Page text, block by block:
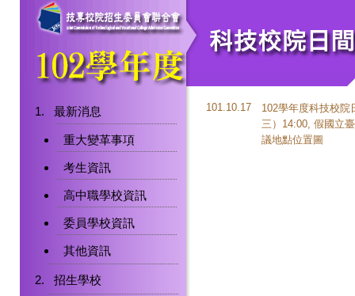
最新消息
重大變革事項
考生資訊
高中職學校資訊
委員學校資訊
其他資訊
招生學校
101.10.17
102學年度科技校院
三）14:00, 假國立
議地點位置圖